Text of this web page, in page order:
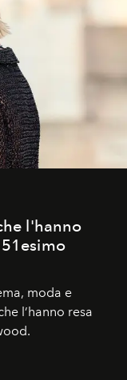
l'hanno
moda e
l’hanno resa